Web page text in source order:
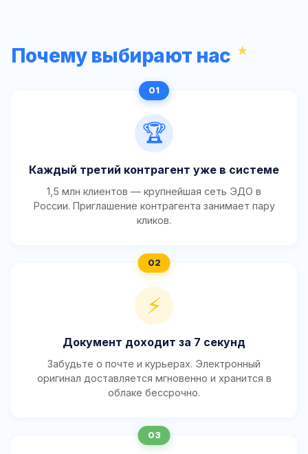
Почему выбирают нас
🏆
Каждый третий контрагент уже в системе
1,5 млн клиентов — крупнейшая сеть ЭДО в
России. Приглашение контрагента занимает пару
кликов.
⚡
Документ доходит за 7 секунд
Забудьте о почте и курьерах. Электронный
оригинал доставляется мгновенно и хранится в
облаке бессрочно.